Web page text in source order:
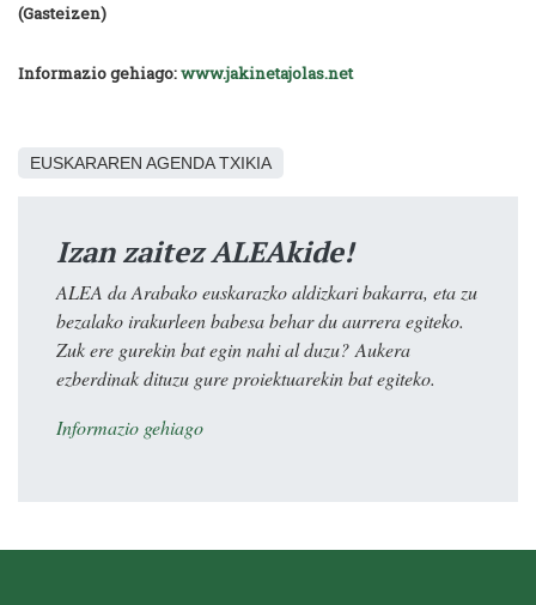
(Gasteizen)
Informazio gehiago:www.jakinetajolas.net
EUSKARAREN AGENDA TXIKIA
Izan zaitez ALEAkide!
ALEA da Arabako euskarazko aldizkari bakarra, eta zu
bezalako irakurleen babesa behar du aurrera egiteko.
Zuk ere gurekin bat egin nahi al duzu? Aukera
ezberdinak dituzu gure proiektuarekin bat egiteko.
Informazio gehiago